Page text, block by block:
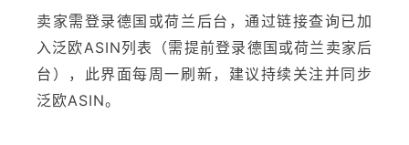
卖家需登录德国或荷兰后台，通过链接查询已加
入泛欧ASIN列表（需提前登录德国或荷兰卖家后
台），此界面每周一刷新，建议持续关注并同步
泛欧ASIN。